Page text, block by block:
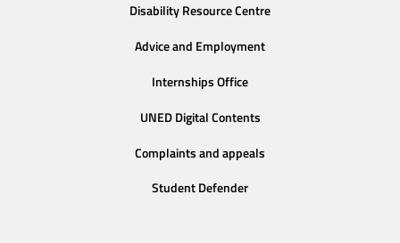
Disability Resource Centre
Advice and Employment
Internships Office
UNED Digital Contents
Complaints and appeals
Student Defender